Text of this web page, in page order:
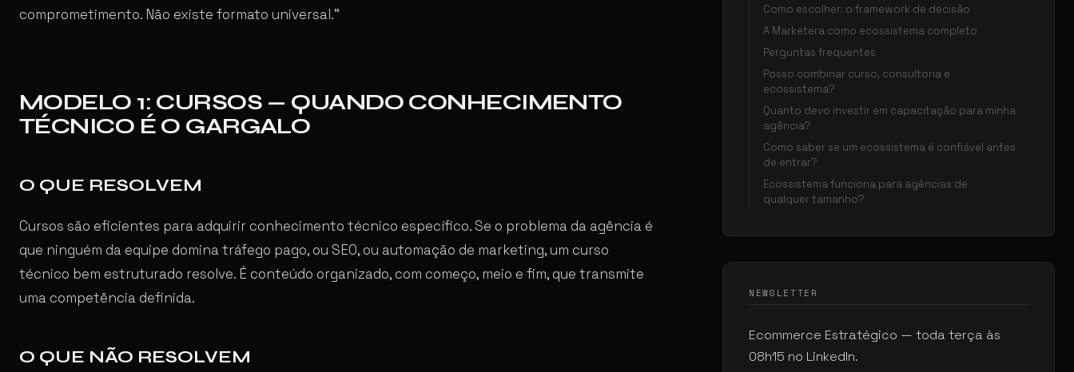
comprometimento. Não existe formato universal.”
MODELO 1: CURSOS — QUANDO CONHECIMENTO
TÉCNICO É O GARGALO
O QUE RESOLVEM
Cursos são eficientes para adquirir conhecimento técnico específico. Se o problema da agência é
que ninguém da equipe domina tráfego pago, ou SEO, ou automação de marketing, um curso
técnico bem estruturado resolve. É conteúdo organizado, com começo, meio e fim, que transmite
uma competência definida.
O QUE NÃO RESOLVEM
Como escolher: o framework de decisão
A Marketera como ecossistema completo
Perguntas frequentes
Posso combinar curso, consultoria e
ecossistema?
Quanto devo investir em capacitação para minha
agência?
Como saber se um ecossistema é confiável antes
de entrar?
Ecossistema funciona para agências de
qualquer tamanho?
NEWSLETTER
Ecommerce Estratégico — toda terça às
08h15 no LinkedIn.